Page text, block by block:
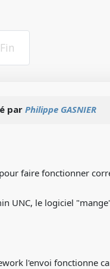
Fin
parPhilippe GASNIER
faire fonctionner
UNC, le logiciel
l'envoi fonctionne